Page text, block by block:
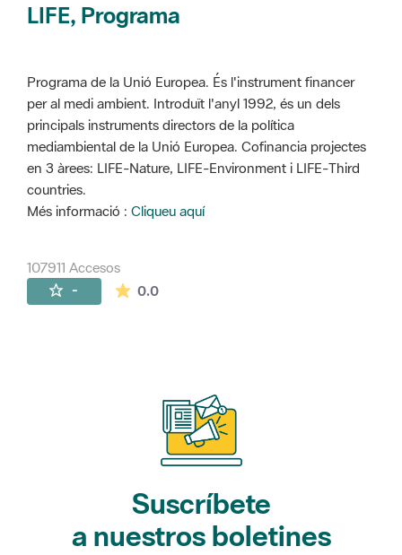
LIFE, Programa
Programa de la Unió Europea. És l'instrument financer
per al medi ambient. Introduït l'anyl 1992, és un dels
principals instruments directors de la política
mediambiental de la Unió Europea. Cofinancia projectes
en 3 àrees: LIFE-Nature, LIFE-Environment i LIFE-Third
countries.
Més informació : Cliqueu aquí
107911 Accesos
- 0.0La valoración media es de 0 estrellas de
Suscríbete
a nuestros boletines